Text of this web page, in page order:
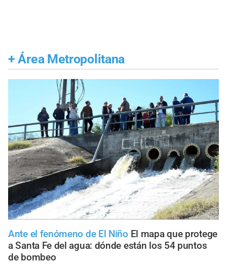
+ Área Metropolitana
Ante el fenómeno de El Niño El mapa que protege
a Santa Fe del agua: dónde están los 54 puntos
de bombeo